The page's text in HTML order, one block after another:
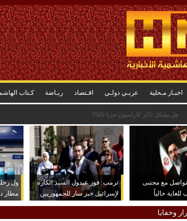
اخبـار مـحلية عربـي دولـي اقـتصاد ريـاضة كـتاب
بزشكيان: التواصل مع مجتبى خامنئي صعب للغاية حالياً
مع مجتبى
حالياً
ترمب: فوز عبدول السيد الكاره
لإسرائيل خبر سار للجمهوريين
ول
مطار
وخفايا